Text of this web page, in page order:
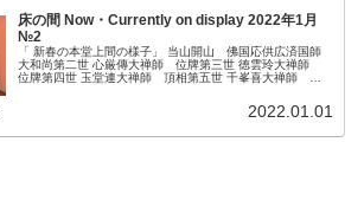
床の間 Now・Currently on display 2022年1月
№2
「 新春の本堂上間の様子」 当山開山 佛国応供広済国師
大和尚第二世 心厳傳大禅師 位牌第三世 徳雲玲大禅師
位牌第四世 玉堂連大禅師 頂相第五世 千峯喜大禅師 位
2022.01.01